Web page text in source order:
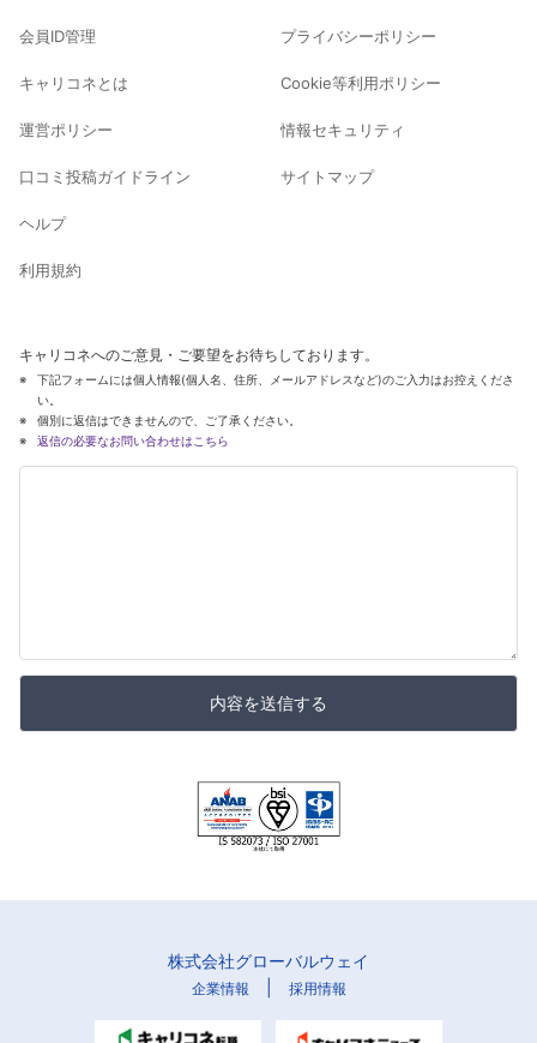
会員ID管理
キャリコネとは
運営ポリシー
口コミ投稿ガイドライン
ヘルプ
利用規約
プライバシーポリシー
Cookie等利用ポリシー
情報セキュリティ
サイトマップ
キャリコネへのご意見・ご要望をお待ちしております。
下記フォームには個人情報(個人名、住所、メールアドレスなど)のご入力はお控えくださ
い。
個別に返信はできませんので、ご了承ください。
返信の必要なお問い合わせはこちら
内容を送信する
株式会社グローバルウェイ
企業情報 採用情報